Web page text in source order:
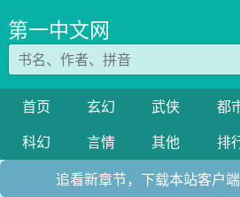
第一中文网
首页 玄幻 武侠 都
科幻
言情 其他 排
追看新章节，下载本站客户